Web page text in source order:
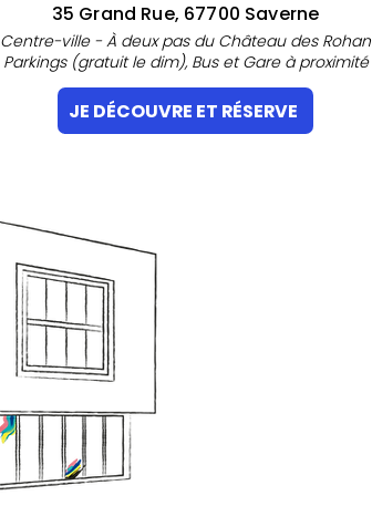
35 Grand Rue, 67700 Saverne
Centre-ville - À deux pas du Château des Rohan
Parkings (gratuit le dim), Bus et Gare à proximité
JE DÉCOUVRE ET RÉSERVE